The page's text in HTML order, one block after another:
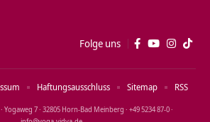
Folge uns
Yogaweg 7 · 32805 Horn‑Bad Meinberg · +49 5234 87‑0 ·
Haftungsausschluss Sitemap RSS